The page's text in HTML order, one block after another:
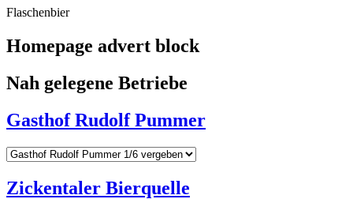
Flaschenbier
Homepage advert block
Nah gelegene Betriebe
Gasthof Rudolf Pummer
Zickentaler Bierquelle